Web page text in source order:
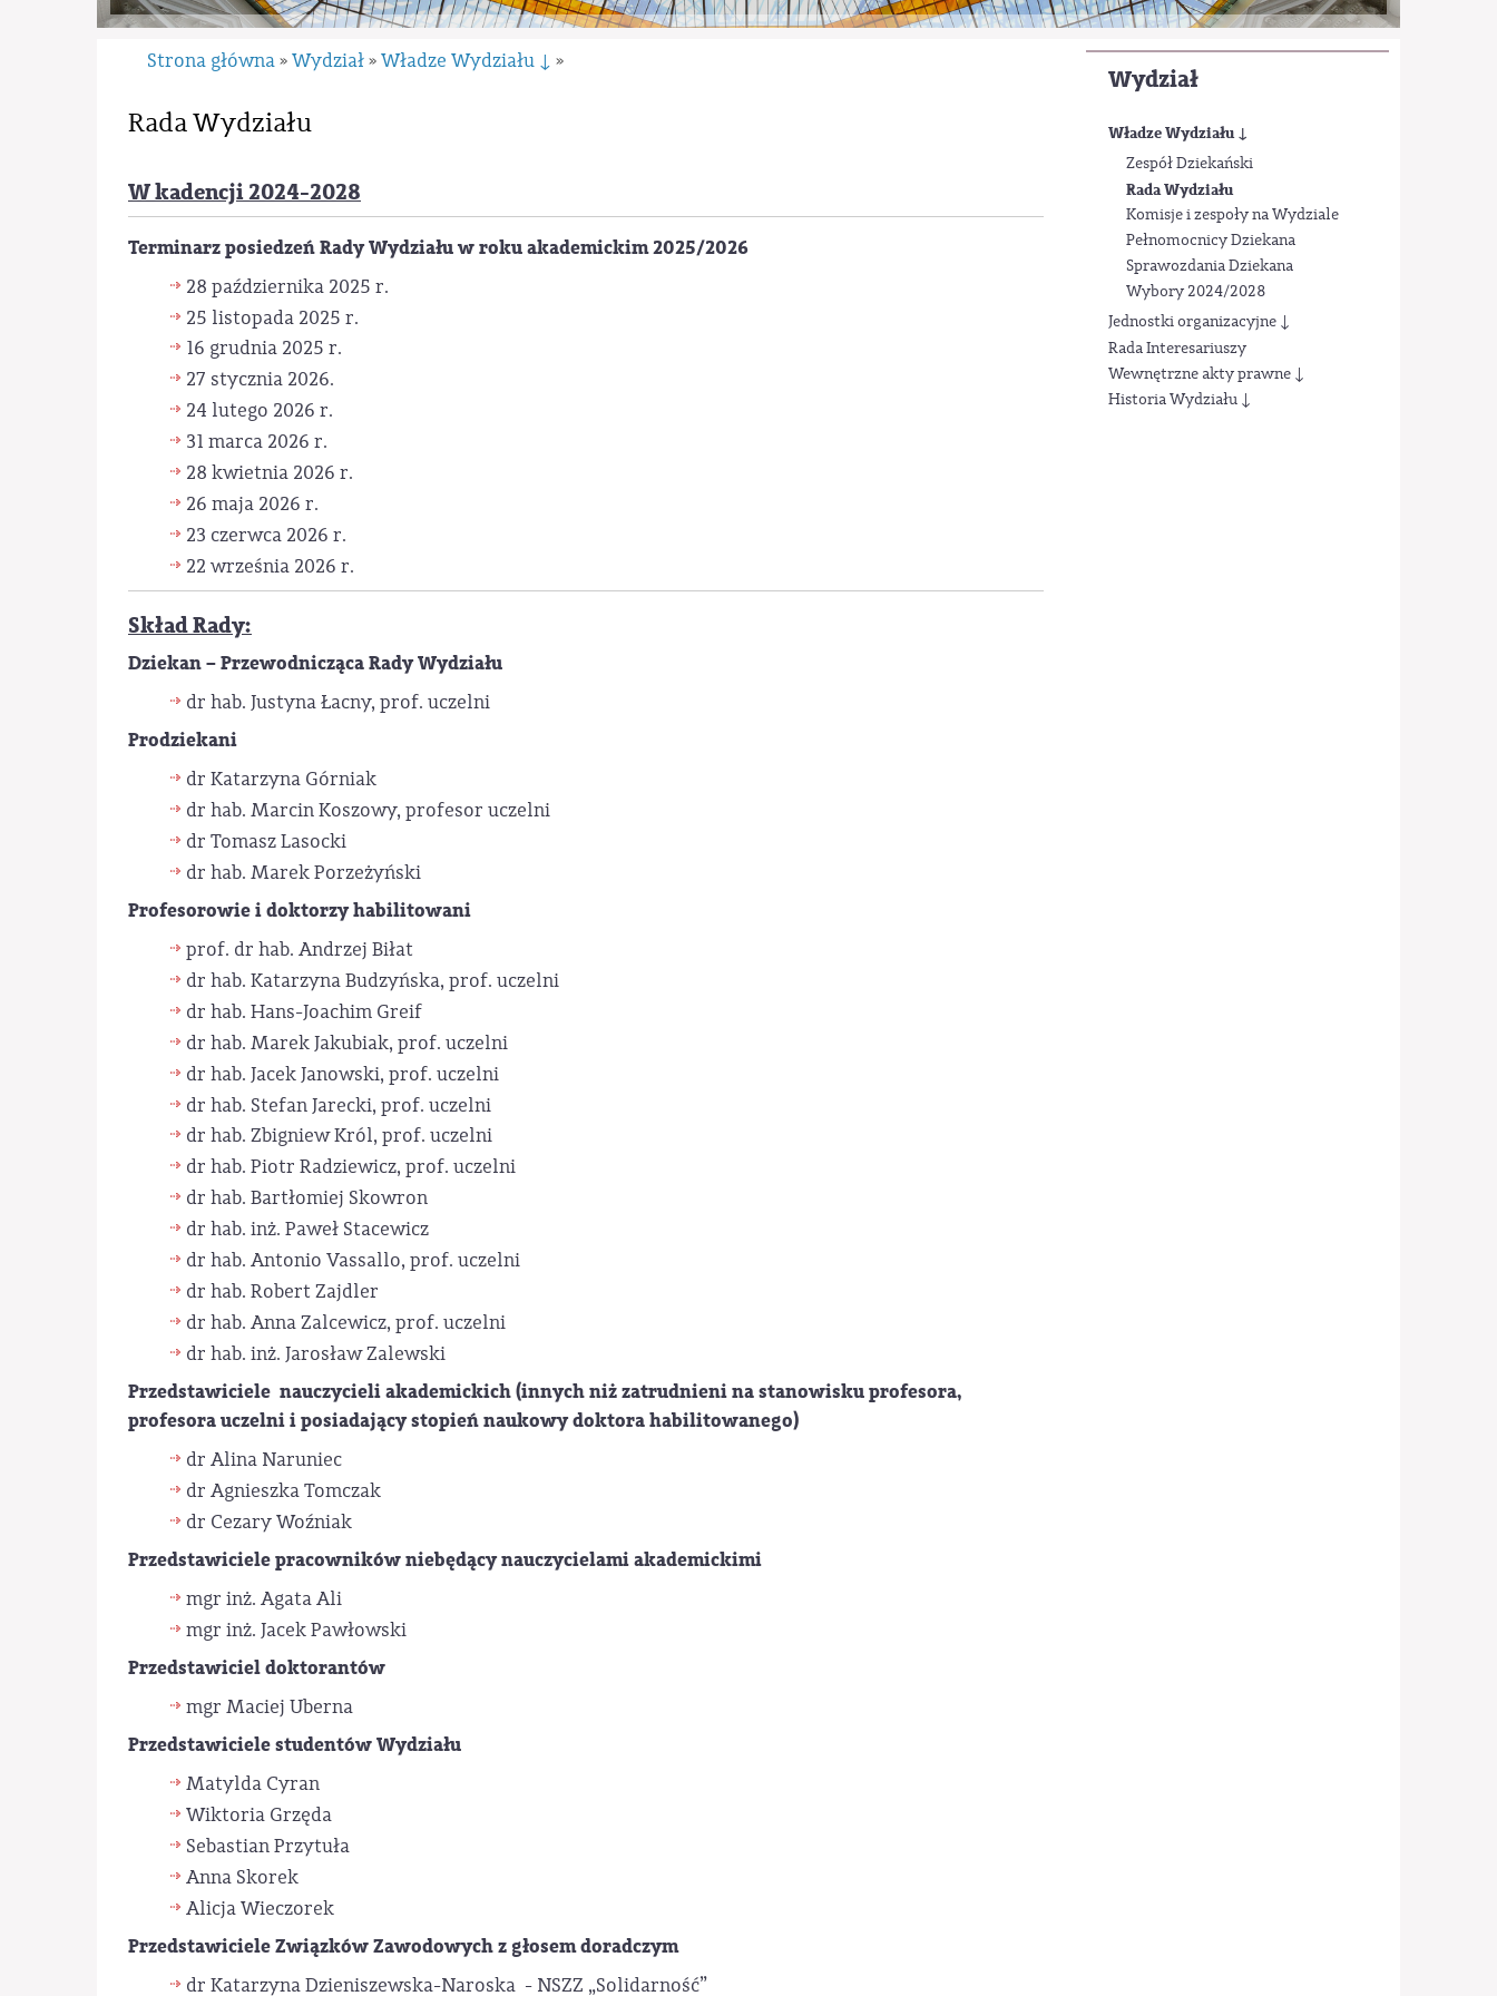
Wydział
Władze Wydziału ↓
Zespół Dziekański
Rada Wydziału
Komisje i zespoły na Wydziale
Pełnomocnicy Dziekana
Sprawozdania Dziekana
Wybory 2024/2028
Jednostki organizacyjne ↓
Rada Interesariuszy
Wewnętrzne akty prawne ↓
Historia Wydziału ↓
Strona główna » Wydział » Władze Wydziału ↓ »
Rada Wydziału
W kadencji 2024-2028
Terminarz posiedzeń Rady Wydziału w roku akademickim 2025/2026
28 października 2025 r.
25 listopada 2025 r.
16 grudnia 2025 r.
27 stycznia 2026.
24 lutego 2026 r.
31 marca 2026 r.
28 kwietnia 2026 r.
26 maja 2026 r.
23 czerwca 2026 r.
22 września 2026 r.
SkładRady:
Dziekan – Przewodnicząca Rady Wydziału
dr hab. Justyna Łacny, prof. uczelni
Prodziekani
dr Katarzyna Górniak
dr hab. Marcin Koszowy, profesor uczelni
dr Tomasz Lasocki
dr hab. Marek Porzeżyński
Profesorowie i doktorzy habilitowani
prof. dr hab. Andrzej Biłat
dr hab. Katarzyna Budzyńska, prof. uczelni
dr hab. Hans-Joachim Greif
dr hab. Marek Jakubiak, prof. uczelni
dr hab. Jacek Janowski, prof. uczelni
dr hab. Stefan Jarecki, prof. uczelni
dr hab. Zbigniew Król, prof. uczelni
dr hab. Piotr Radziewicz, prof. uczelni
dr hab. Bartłomiej Skowron
dr hab. inż. Paweł Stacewicz
dr hab. Antonio Vassallo, prof. uczelni
dr hab. Robert Zajdler
dr hab. Anna Zalcewicz, prof. uczelni
dr hab. inż. Jarosław Zalewski
Przedstawiciele nauczycieli akademickich (innych niż zatrudnieni na stanowisku profesora,
profesora uczelni i posiadający stopień naukowy doktora habilitowanego)
dr Alina Naruniec
dr Agnieszka Tomczak
dr Cezary Woźniak
Przedstawiciele pracowników niebędący nauczycielami akademickimi
mgr inż. Agata Ali
mgr inż. Jacek Pawłowski
Przedstawiciel doktorantów
mgr Maciej Uberna
Przedstawiciele studentów Wydziału
Matylda Cyran
Wiktoria Grzęda
Sebastian Przytuła
Anna Skorek
Alicja Wieczorek
Przedstawiciele Związków Zawodowych z głosem doradczym
dr Katarzyna Dzieniszewska-Naroska - NSZZ „Solidarność”